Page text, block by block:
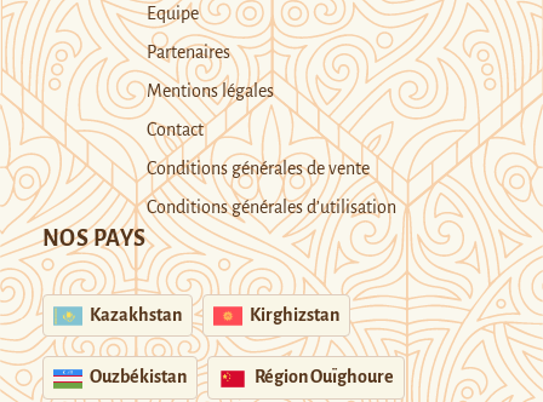
Equipe
Partenaires
Mentions légales
Contact
Conditions générales de vente
Conditions générales d’utilisation
NOS PAYS
Kazakhstan Kirghizstan
Ouzbékistan Région Ouïghoure